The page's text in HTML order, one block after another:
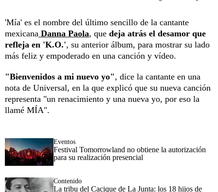
'Mía' es el nombre del último sencillo de la cantante
mexicana Danna Paola, que deja atrás el desamor que
refleja en 'K.O.', su anterior álbum, para mostrar su lado
más feliz y empoderado en una canción y vídeo.
"Bienvenidos a mi nuevo yo", dice la cantante en una
nota de Universal, en la que explicó que su nueva canción
representa "un renacimiento y una nueva yo, por eso la
llamé MÍA".
Eventos
Festival Tomorrowland no obtiene la autorización
para su realización presencial
Contenido
La tribu del Cacique de La Junta: los 18 hijos de